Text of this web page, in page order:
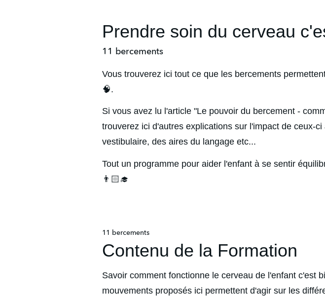
Prendre soin du cerveau
11 bercements
Vous trouverez ici tout ce que les bercements
🧠.
Si vous avez lu l'article "Le pouvoir du bercement -
trouverez ici d'autres explications sur l'impact de ceux-
vestibulaire, des aires du langage etc...
Tout un programme pour aider l'enfant à se sentir
👨🏻‍🎓
11 bercements
Contenu de la Formation
Savoir comment fonctionne le cerveau de l'enfant c'est
mouvements proposés ici permettent d'agir sur les